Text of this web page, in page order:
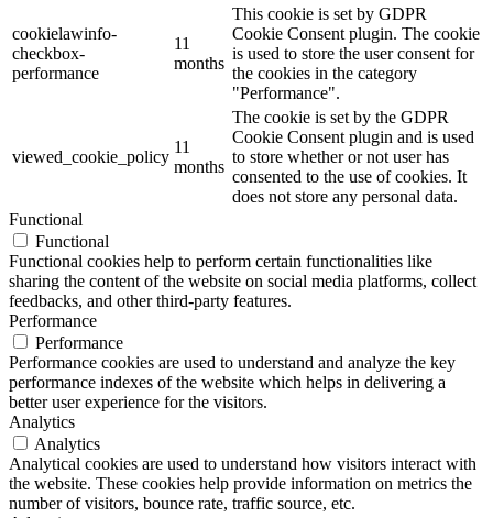
cookielawinfo-
checkbox-
performance
11
months
This cookie is set by GDPR
Cookie Consent plugin. The cookie
is used to store the user consent for
the cookies in the category
"Performance".
viewed_cookie_policy
11
months
The cookie is set by the GDPR
Cookie Consent plugin and is used
to store whether or not user has
consented to the use of cookies. It
does not store any personal data.
Functional
Functional
Functional cookies help to perform certain functionalities like
sharing the content of the website on social media platforms, collect
feedbacks, and other third-party features.
Performance
Performance
Performance cookies are used to understand and analyze the key
performance indexes of the website which helps in delivering a
better user experience for the visitors.
Analytics
Analytics
Analytical cookies are used to understand how visitors interact with
the website. These cookies help provide information on metrics the
number of visitors, bounce rate, traffic source, etc.